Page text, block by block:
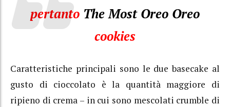
pertanto The Most Oreo Oreo
cookies
Caratteristiche principali sono le due basecake al
gusto di cioccolato è la quantità maggiore di
ripieno di crema – in cui sono mescolati crumble di